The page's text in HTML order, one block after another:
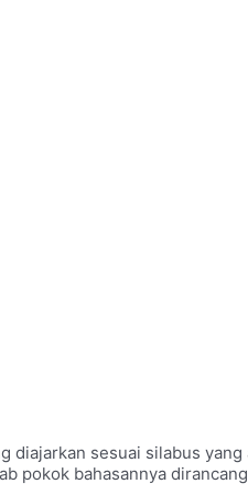
sesuai silabus
pokok bahasannya